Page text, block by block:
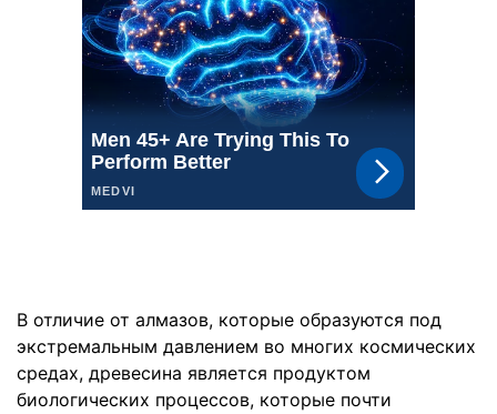
В отличие от алмазов, которые образуются под
экстремальным давлением во многих космических
средах, древесина является продуктом
биологических процессов, которые почти